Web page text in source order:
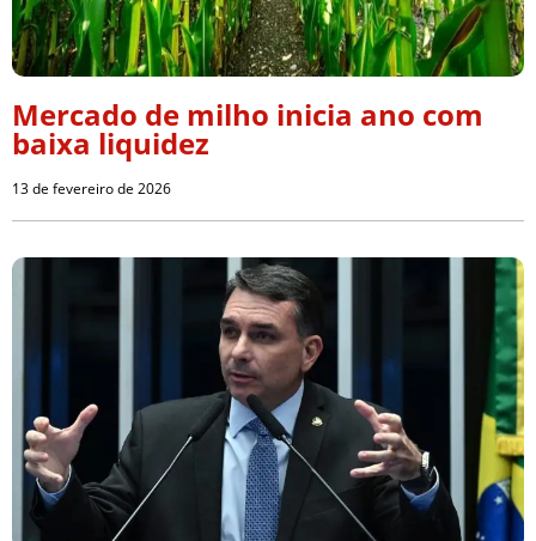
Mercado de milho inicia ano com
baixa liquidez
13 de fevereiro de 2026